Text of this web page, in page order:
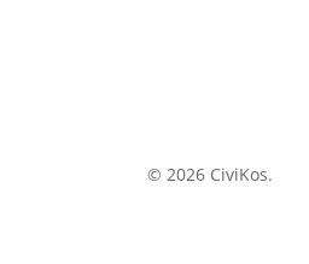
© 2026 CiviKos.